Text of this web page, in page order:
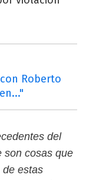
Roberto
del
son cosas que
de estas